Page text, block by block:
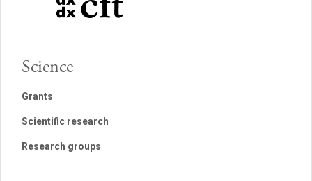
Science
Grants
Scientific research
Research groups